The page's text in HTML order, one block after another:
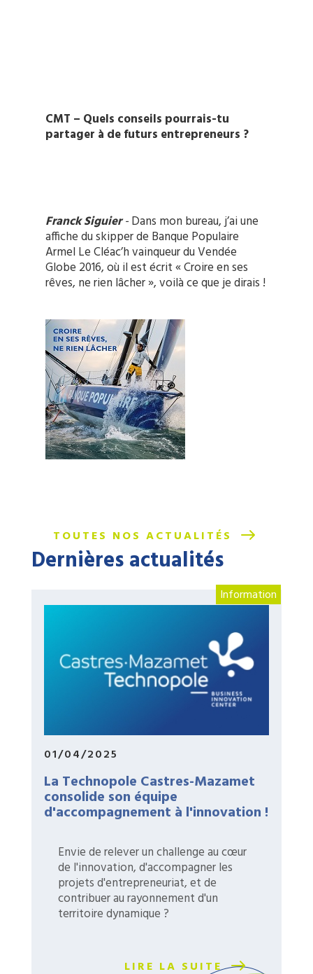
CMT – Quels conseils pourrais-tu
partager à de futurs entrepreneurs ?
Franck Siguier-Dans mon bureau, j’ai une
affiche du skipper de Banque Populaire
Armel Le Cléac’h vainqueur du Vendée
Globe 2016, où il est écrit « Croire en ses
rêves, ne rien lâcher », voilà ce que je dirais !
TOUTES NOS ACTUALITÉS
Dernières actualités
Information
01/04/2025
La Technopole Castres-Mazamet
consolide son équipe
d'accompagnement à l'innovation !
Envie de relever un challenge au cœur
de l'innovation, d'accompagner les
projets d'entrepreneuriat, et de
contribuer au rayonnement d'un
territoire dynamique ?
LIRE LA SUITE